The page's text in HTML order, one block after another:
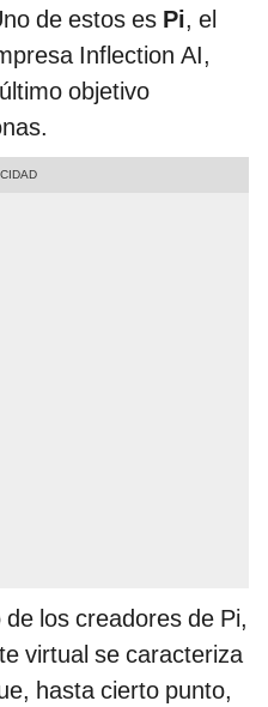
de estos es Pi, el
Inflection AI,
objetivo
los creadores de Pi,
virtual se caracteriza
hasta cierto punto,